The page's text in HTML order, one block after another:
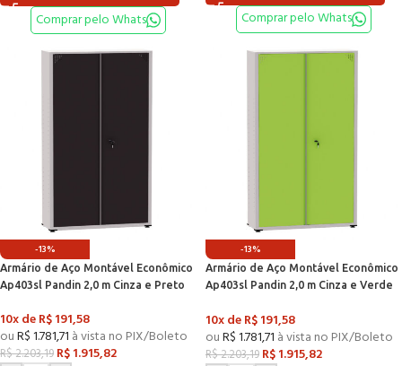
Comprar pelo Whats Comprar pelo Whats
-13%
Armário de Aço Montável Econômico
Ap403sl Pandin 2,0 m Cinza e Preto
10x deR$191,58
ouR$1.781,71 à vista no PIX/Boleto
R$2.203,19 R$1.915,82
-13%
Armário de Aço Montável Econômico
Ap403sl Pandin 2,0 m Cinza e Verde
10x deR$191,58
ouR$1.781,71 à vista no PIX/Boleto
R$2.203,19 R$1.915,82